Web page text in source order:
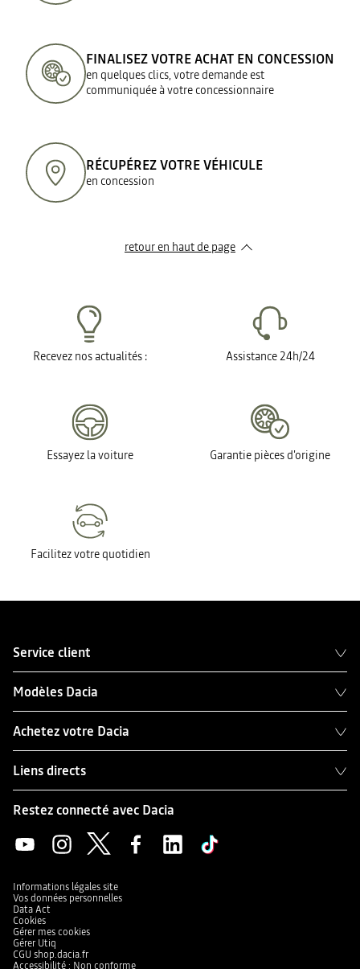
FINALISEZ VOTRE ACHAT EN CONCESSION
en quelques clics, votre demande est
communiquée à votre concessionnaire
RÉCUPÉREZ VOTRE VÉHICULE
en concession
retour en haut de page​
Recevez nos actualités : Assistance 24h/24
Essayez la voiture Garantie pièces d'origine
Facilitez votre quotidien
Service client
Modèles Dacia
Achetez votre Dacia
Liens directs
Restez connecté avec Dacia
Informations légales site
Vos données personnelles
Data Act
Cookies
Gérer mes cookies
Gérer Utiq
CGU shop.dacia.fr
Accessibilité : Non conforme